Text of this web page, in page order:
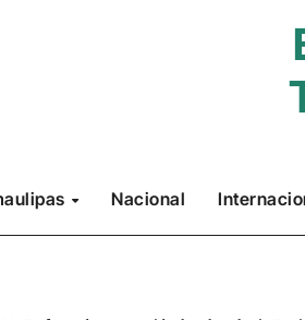
Nacional